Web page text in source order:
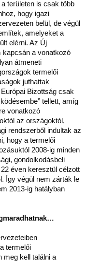
területen is csak több
hogy igazi
belül, de végül
amelyeket a
elérni. Az Új
kapcsán a vonatkozó
átmeneti
termelői
juthattak
Bizottság csak
tellett, amíg
vonatkozó
az országoktól,
rendszerből indultak az
hogy a termelői
2008-ig minden
gondolkodásbeli
éven keresztül célzott
Így végül nem zárták le
2013-ig hatályban
termelői
meg kell találni a